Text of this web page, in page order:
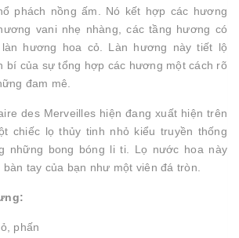
phách nồng ấm. Nó kết hợp các hương
vani nhẹ nhàng, các tầng hương có
hương hoa cỏ. Làn hương này tiết lộ
bí của sự tổng hợp các hương một cách rõ
đam mê.
des Merveilles hiện đang xuất hiện trên
chiếc lọ thủy tinh nhỏ kiểu truyền thống
những bong bóng li ti. Lọ nước hoa này
tay của bạn như một viên đá tròn.
phấn